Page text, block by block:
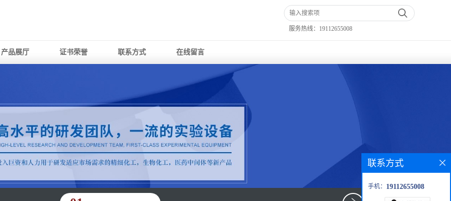
服务热线： 19112655008
产品展厅 证书荣誉 联系方式 在线留言
联系方式
手机： 19112655008